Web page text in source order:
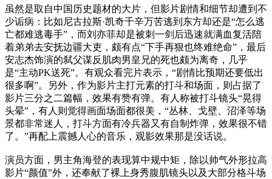
虽然是取自中国历史题材的大片，但影片剧情和细节却遭到不
少诟病：比如尼古拉斯·凯奇千辛万苦逃到东方却还是“怎么逃
亡都难逃毒手”，而刘亦菲却是被刺一剑后迅速就满血复活陪
着弟弟去安抚边疆大吏，颇有点“下手再狠也终难绝命”，最后
安志杰饰演的弑父谋反肌肉男皇兄的死也颇为离奇，几乎
是“主动PK送死”。有观众看完片表示，“剧情比预期还要低出
很多啊”。另外，作为影片主打元素的打斗和场面，则占据了
影片三分之二篇幅，效果有赞有弹。有人称被打斗镜头“晃得
头晕”，有人则觉得画面场面都很美，“丛林、戈壁、沼泽等场
景都非常迷人，打斗方面有冷兵器又有自制炸弹，效果很不错
了。”再配上震撼人心的音乐，观影效果那是没话说。
演员方面，男主角海登的表现算中规中矩，除以帅气外形拉高
影片“颜值”外，还奉献了裸上身秀腹肌镜头以及大部分格斗场